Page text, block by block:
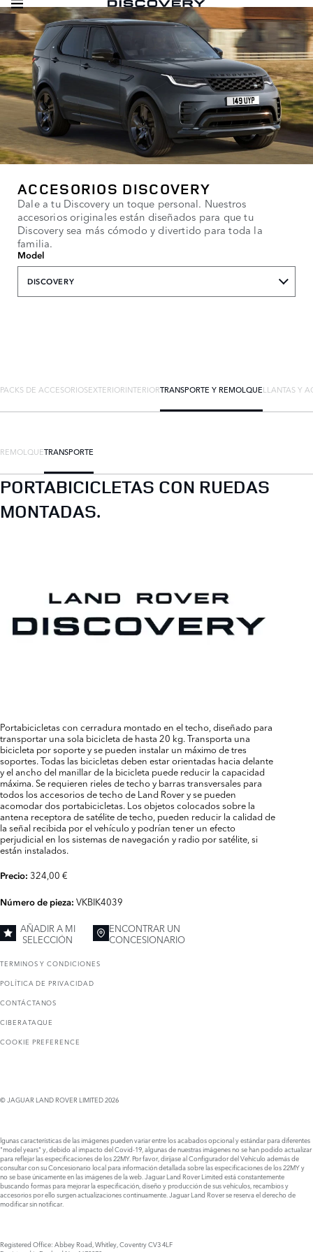
ACCESORIOS DISCOVERY
Dale a tu Discovery un toque personal. Nuestros
accesorios originales están diseñados para que tu
Discovery sea más cómodo y divertido para toda la
familia.
Model
DISCOVERY
PACKS DE ACCESORIOSEXTERIORINTERIORTRANSPORTE Y REMOLQUELLANTAS Y
REMOLQUETRANSPORTE
PORTABICICLETAS CON RUEDAS
MONTADAS.
Portabicicletas con cerradura montado en el techo, diseñado para
transportar una sola bicicleta de hasta 20 kg. Transporta una
bicicleta por soporte y se pueden instalar un máximo de tres
soportes. Todas las bicicletas deben estar orientadas hacia delante
y el ancho del manillar de la bicicleta puede reducir la capacidad
máxima. Se requieren rieles de techo y barras transversales para
todos los accesorios de techo de Land Rover y se pueden
acomodar dos portabicicletas. Los objetos colocados sobre la
antena receptora de satélite de techo, pueden reducir la calidad de
la señal recibida por el vehículo y podrían tener un efecto
perjudicial en los sistemas de navegación y radio por satélite, si
están instalados.
Precio: 324,00 €
Número de pieza: VKBIK4039
AÑADIR A MI
SELECCIÓN
ENCONTRAR UN
CONCESIONARIO
TERMINOS Y CONDICIONES
POLÍTICA DE PRIVACIDAD
CONTÁCTANOS
CIBERATAQUE
COOKIE PREFERENCE
© JAGUAR LAND ROVER LIMITED 2026
lgunas características de las imágenes pueden variar entre los acabados opcional y estándar para diferentes
"model years" y, debido al impacto del Covid-19, algunas de nuestras imágenes no se han podido actualizar
para reflejar las especificaciones de los 22MY. Por favor, diríjase al Configurador del Vehículo además de
consultar con su Concesionario local para información detallada sobre las especificaciones de los 22MY y
no se base únicamente en las imágenes de la web. Jaguar Land Rover Limited está constantemente
buscando formas para mejorar la especificación, diseño y producción de sus vehículos, recambios y
accesorios por ello surgen actualizaciones continuamente. Jaguar Land Rover se reserva el derecho de
modificar sin notificar.
Registered Office: Abbey Road, Whitley, Coventry CV3 4LF